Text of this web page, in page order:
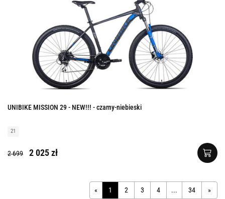
UNIBIKE MISSION 29 - NEW!!! - czarny-niebieski
21
2 699 2 025 zł
« 1 2 3 4 ... 34 »